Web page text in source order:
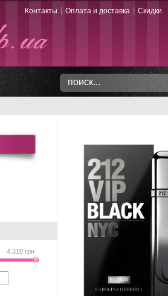
Контакты Оплата и доставка Скидки
4,310 грн